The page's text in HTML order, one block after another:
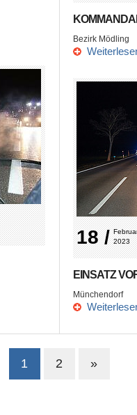
Bezirk Mödling
18 / 2023
EINSATZ
Münchendorf
1 2 »